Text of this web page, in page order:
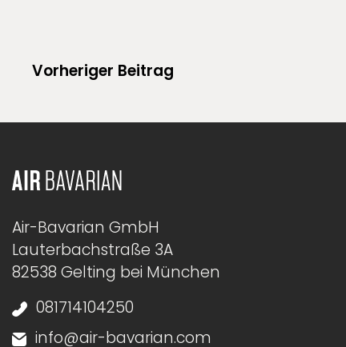
Vorheriger Beitrag
Air-Bavarian GmbH
Lauterbachstraße 3A
82538 Gelting bei München
081714104250
info@air-bavarian.com